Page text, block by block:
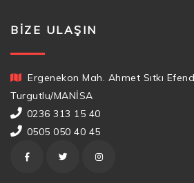
BIZE ULAŞIN
Ergenekon Mah. Ahmet Sıtkı
Turgutlu/MANİSA
0236 313 15 40
0505 050 40 45